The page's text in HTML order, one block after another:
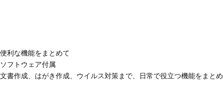
便利な機能をまとめて
ソフトウェア付属
文書作成、はがき作成、ウイルス対策まで、日常で役立つ機能をまと